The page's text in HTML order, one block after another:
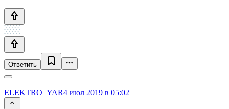
Ответить
ELEKTRO_YAR4 июл 2019 в 05:02